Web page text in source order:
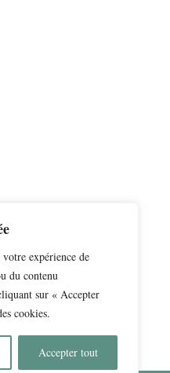
expérience de
du contenu
sur « Accepter
cookies.
Accepter tout